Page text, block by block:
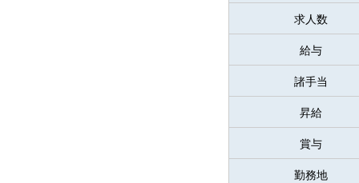
求人数
給与
諸手当
昇給
賞与
勤務地